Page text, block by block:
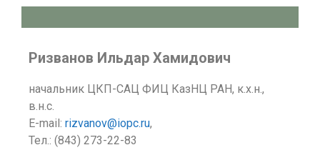
Ризванов Ильдар Хамидович
начальник ЦКП-САЦ ФИЦ КазНЦ РАН, к.х.н.,
в.н.с.
E-mail: rizvanov@iopc.ru,
Тел.: (843) 273-22-83